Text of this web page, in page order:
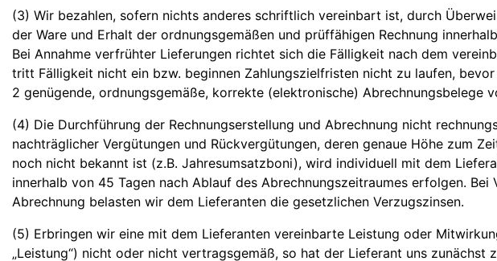
(3) Wir bezahlen, sofern nichts anderes schriftlich vereinbart ist, durch
der Ware und Erhalt der ordnungsgemäßen und prüffähigen Rechnung
Bei Annahme verfrühter Lieferungen richtet sich die Fälligkeit nach dem
tritt Fälligkeit nicht ein bzw. beginnen Zahlungszielfristen nicht zu laufen,
2 genügende, ordnungsgemäße, korrekte (elektronische) Abrechnungsbelege
(4) Die Durchführung der Rechnungserstellung und Abrechnung nicht
nachträglicher Vergütungen und Rückvergütungen, deren genaue Höhe zum
noch nicht bekannt ist (z.B. Jahresumsatzboni), wird individuell mit dem
innerhalb von 45 Tagen nach Ablauf des Abrechnungszeitraumes erfolgen.
Abrechnung belasten wir dem Lieferanten die gesetzlichen Verzugszinsen.
(5) Erbringen wir eine mit dem Lieferanten vereinbarte Leistung oder
„Leistung“) nicht oder nicht vertragsgemäß, so hat der Lieferant uns zunächst